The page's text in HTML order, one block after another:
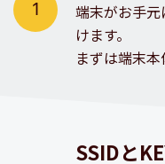
端末がお手
けます。
まずは端末本
SSIDと